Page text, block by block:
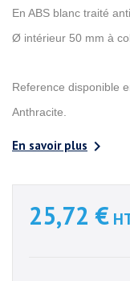
En ABS blanc traité
Ø intérieur 50 mm à
Reference disponible
Anthracite.
En savoir plus 
25,72 €